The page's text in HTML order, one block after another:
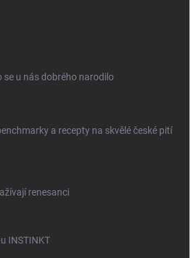
se u nás dobrého narodilo
a recepty na skvělé české pití
renesanci
INSTINKT